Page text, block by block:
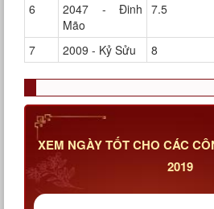
6
2047 - Đinh
Mão
7.5
7 2009 - Kỷ Sửu 8
XEM NGÀY TỐT CHO CÁC
2019